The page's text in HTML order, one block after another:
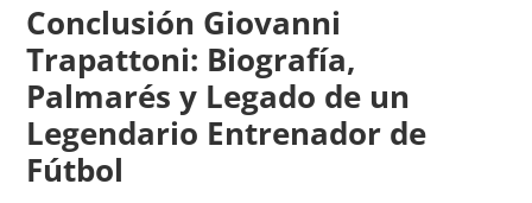
Conclusión Giovanni
Trapattoni: Biografía,
Palmarés y Legado de un
Legendario Entrenador de
Fútbol